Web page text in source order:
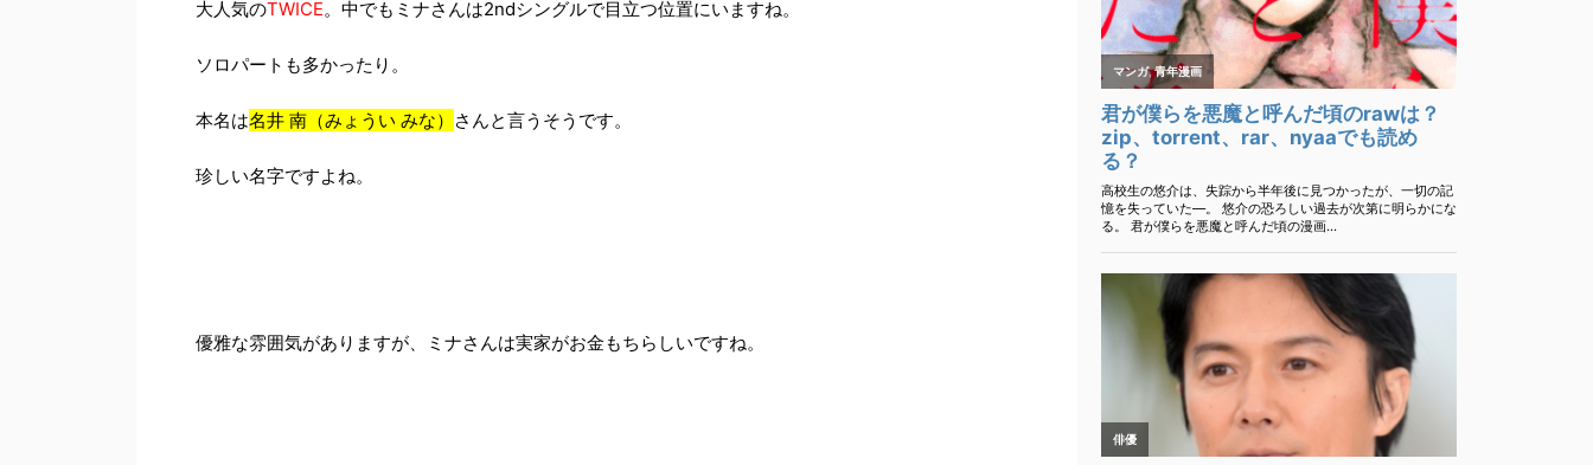
大人気のTWICE。中でもミナさんは2ndシングルで目立つ位置にいますね。
ソロパートも多かったり。
本名は名井 南（みょうい みな） さんと言うそうです。
珍しい名字ですよね。
優雅な雰囲気がありますが、ミナさんは実家がお金もちらしいですね。